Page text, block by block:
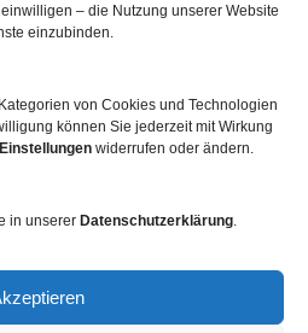
– die Nutzung unserer Website
einzubinden.
von Cookies und Technologien
können Sie jederzeit mit Wirkung
widerrufen oder ändern.
in unserer Datenschutzerklärung.